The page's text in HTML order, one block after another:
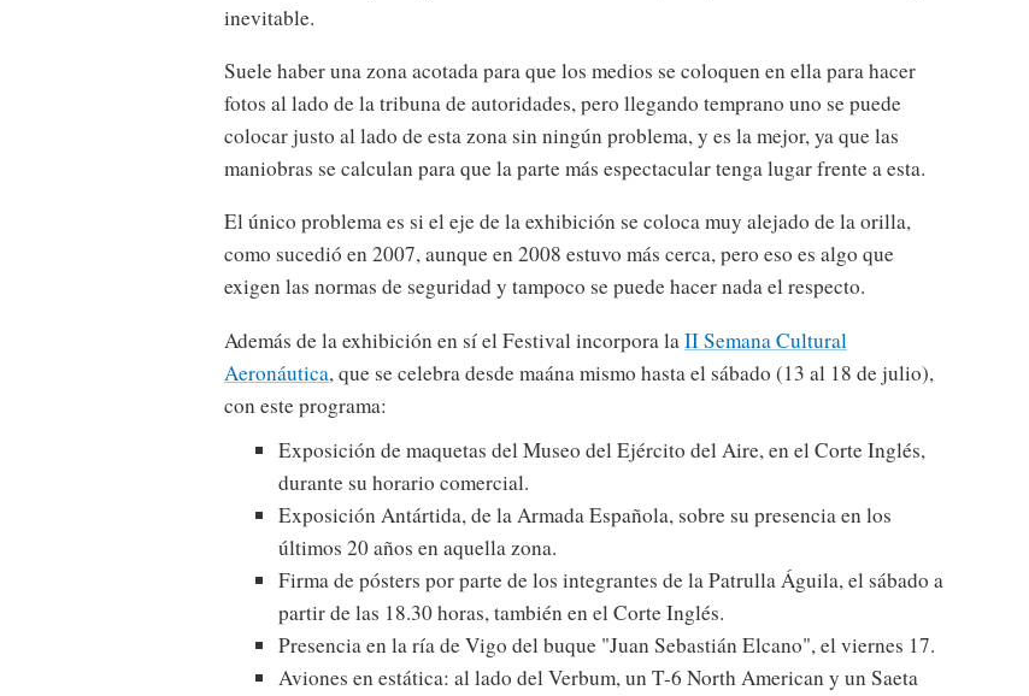
inevitable.
Suele haber una zona acotada para que los medios se coloquen en ella para hacer
fotos al lado de la tribuna de autoridades, pero llegando temprano uno se puede
colocar justo al lado de esta zona sin ningún problema, y es la mejor, ya que las
maniobras se calculan para que la parte más espectacular tenga lugar frente a esta.
El único problema es si el eje de la exhibición se coloca muy alejado de la orilla,
como sucedió en 2007, aunque en 2008 estuvo más cerca, pero eso es algo que
exigen las normas de seguridad y tampoco se puede hacer nada el respecto.
Además de la exhibición en sí el Festival incorpora la II Semana Cultural
Aeronáutica, que se celebra desde maána mismo hasta el sábado (13 al 18 de julio),
con este programa:
Exposición de maquetas del Museo del Ejército del Aire, en el Corte Inglés,
durante su horario comercial.
Exposición Antártida, de la Armada Española, sobre su presencia en los
últimos 20 años en aquella zona.
Firma de pósters por parte de los integrantes de la Patrulla Águila, el sábado a
partir de las 18.30 horas, también en el Corte Inglés.
Presencia en la ría de Vigo del buque "Juan Sebastián Elcano", el viernes 17.
Aviones en estática: al lado del Verbum, un T-6 North American y un Saeta